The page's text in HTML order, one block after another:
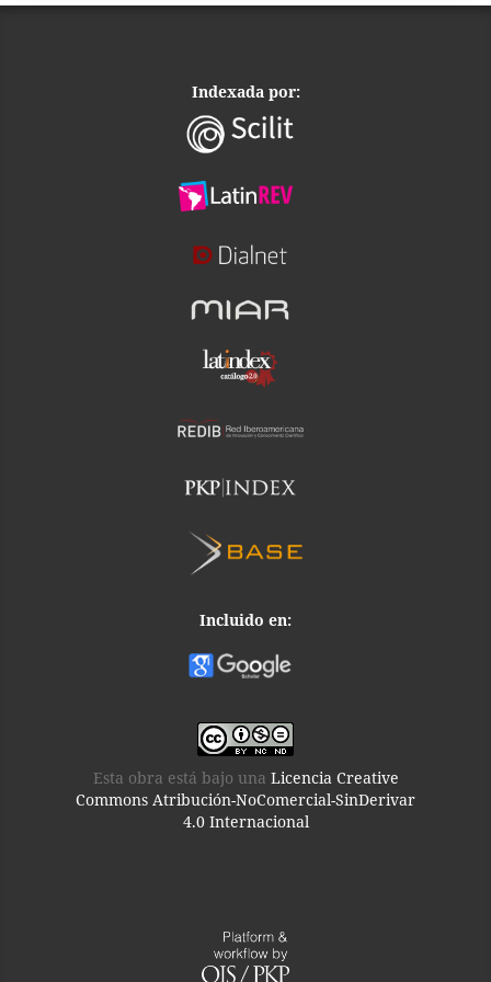
Indexada por:
Incluido en:
Esta obra está bajo una Licencia Creative
Commons Atribución-NoComercial-SinDerivar
4.0 Internacional